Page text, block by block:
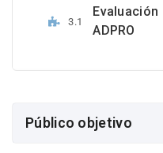
3.1
ADPRO
Público objetivo